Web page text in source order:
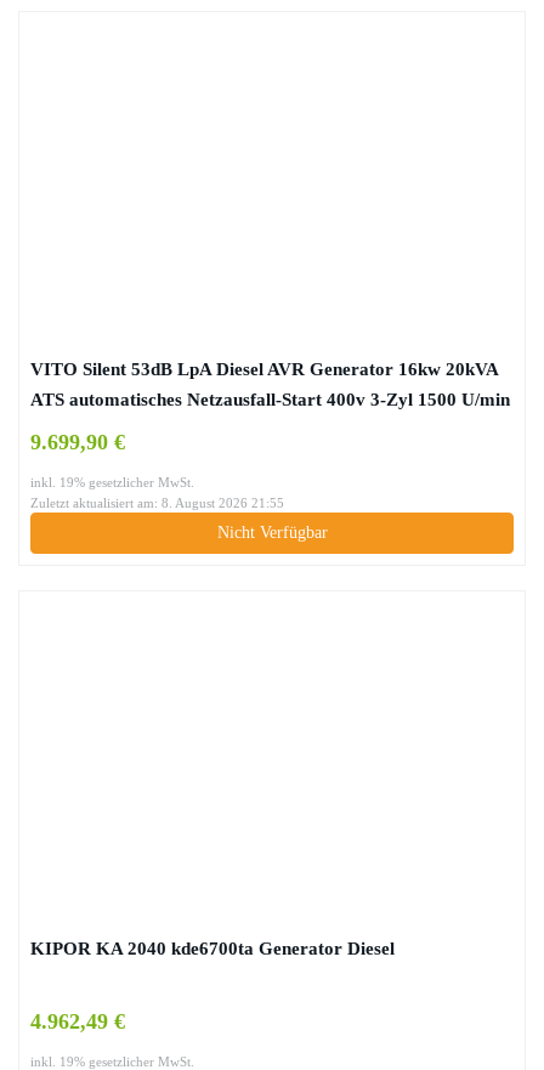
VITO Silent 53dB LpA Diesel AVR Generator 16kw 20kVA
ATS automatisches Netzausfall-Start 400v 3-Zyl 1500 U/min
Ölmangelsicherung (400v 20kVA Diesel)
9.699,90 €
inkl. 19% gesetzlicher MwSt.
Zuletzt aktualisiert am: 8. August 2026 21:55
Nicht Verfügbar
KIPOR KA 2040 kde6700ta Generator Diesel
4.962,49 €
inkl. 19% gesetzlicher MwSt.